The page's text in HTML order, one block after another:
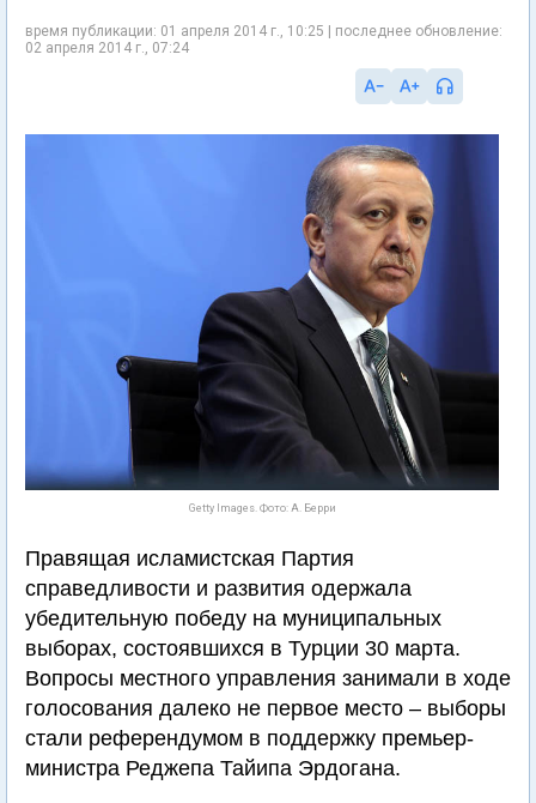
время публикации: 01 апреля 2014 г., 10:25 | последнее обновление:
02 апреля 2014 г., 07:24
Getty Images. Фото: А. Берри
Правящая исламистская Партия
справедливости и развития одержала
убедительную победу на муниципальных
выборах, состоявшихся в Турции 30 марта.
Вопросы местного управления занимали в ходе
голосования далеко не первое место – выборы
стали референдумом в поддержку премьер-
министра Реджепа Тайипа Эрдогана.